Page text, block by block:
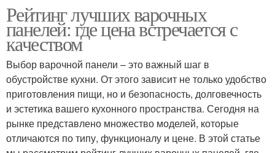
Рейтинг лучших варочных
панелей: где цена встречается с
качеством
Выбор варочной панели – это важный шаг в
обустройстве кухни. От этого зависит не только удобство
приготовления пищи, но и безопасность, долговечность
и эстетика вашего кухонного пространства. Сегодня на
рынке представлено множество моделей, которые
отличаются по типу, функционалу и цене. В этой статье